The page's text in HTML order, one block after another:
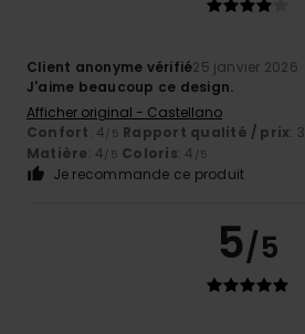
Client anonyme vérifié25 janvier 2026
J'aime beaucoup ce design.
Afficher original - Castellano
Confort: 4/5 Rapport qualité / prix: 3
Matière: 4/5 Coloris: 4 /5
Je recommande ce produit
5/5